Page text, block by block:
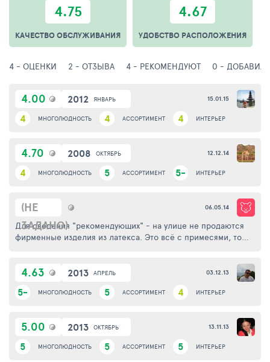
4.75
КАЧЕСТВО ОБСЛУЖИВАНИЯ
4.67
УДОБСТВО РАСПОЛОЖЕНИЯ
4 - ОЦЕНКИ 2 - ОТЗЫВА 4 - РЕКОМЕНДУЮТ 0 -
4.00
4 МНОГОЛЮДНОСТЬ 4 АССОРТИМЕНТ 4 ИНТЕРЬЕР
2012 ЯНВАРЬ 15.01.15
4.70
4 МНОГОЛЮДНОСТЬ 5 АССОРТИМЕНТ 5- ИНТЕРЬЕР
2008 ОКТЯБРЬ 12.12.14
(НЕ
ЗАДАНО)
Для сведения "рекомендующих" - на улице не продаются
фирменные изделия из латекса. Это всё с примесями, то
06.05.14
4.63
5- МНОГОЛЮДНОСТЬ 5 АССОРТИМЕНТ 4 ИНТЕРЬЕР
2013 АПРЕЛЬ 03.12.13
5.00
5 МНОГОЛЮДНОСТЬ 5 АССОРТИМЕНТ 5 ИНТЕРЬЕР
2013 ОКТЯБРЬ 13.11.13